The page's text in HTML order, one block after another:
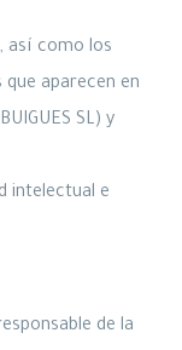
así como los
aparecen en
SL) y
intelectual e
de la